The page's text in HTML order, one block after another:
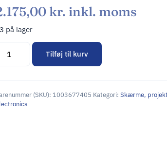
kr. inkl. moms
på lager
Tilføj til kurv
Alternative:
(SKU): 1003677405 Kategori: Skærme,